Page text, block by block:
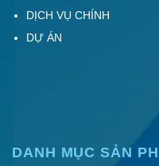
DỊCH VỤ CHÍNH
DỰ ÁN
DANH MỤC SẢN